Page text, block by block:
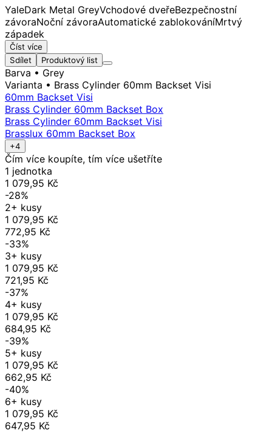
YaleDark Metal GreyVchodové dveřeBezpečnostní
závoraNoční závoraAutomatické zablokováníMrtvý
západek
Číst více
Sdílet
Produktový list
Barva • Grey
Varianta • Brass Cylinder 60mm Backset Visi
60mm Backset Visi
Brass Cylinder 60mm Backset Box
Brass Cylinder 60mm Backset Visi
Brasslux 60mm Backset Box
+4
Čím více koupíte, tím více ušetříte
1 jednotka
1 079,95 Kč
-28%
2+ kusy
1 079,95 Kč
772,95 Kč
-33%
3+ kusy
1 079,95 Kč
721,95 Kč
-37%
4+ kusy
1 079,95 Kč
684,95 Kč
-39%
5+ kusy
1 079,95 Kč
662,95 Kč
-40%
6+ kusy
1 079,95 Kč
647,95 Kč